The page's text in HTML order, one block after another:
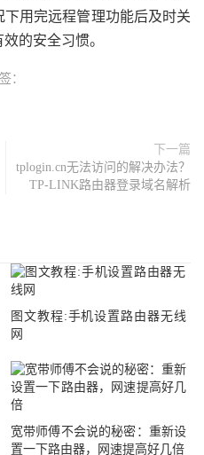
用完远程管理功能后及时关
的安全习惯。
：
下一篇
tplogin.cn无法访问的解决办法？
TP-LINK路由器登录域名解析
图文教程:手机设置路由器无线
网
宽带师傅不会说的秘密：重新设
置一下路由器，网速提高好几倍